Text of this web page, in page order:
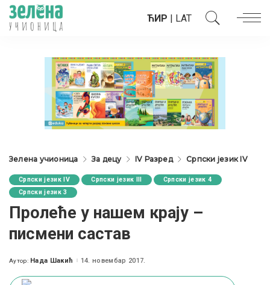
ЋИР | LAT
Зелена учионица За децу IV Разред Српски језик IV
Српски језик IV Српски језик III
Српски језик 4
Српски језик 3
Пролеће у нашем крају –
писмени састав
Posted
Аутор: Нада Шакић 14. новембар 2017.